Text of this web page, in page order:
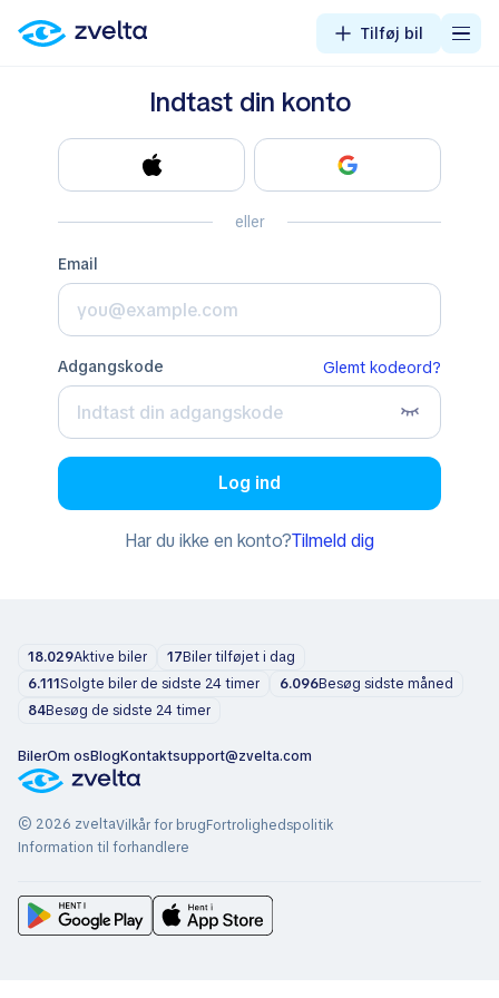
Tilføj bil
Indtast din konto
eller
email
adgangskode Glemt kodeord?
Log ind
Har du ikke en konto?Tilmeld dig
18.029Aktive biler 17Biler tilføjet i dag
6.111Solgte biler de sidste 24 timer 6.096Besøg sidste måned
84Besøg de sidste 24 timer
BilerOm osBlogKontaktsupport@zvelta.com
© 2026 zveltaVilkår for brugFortrolighedspolitik
Information til forhandlere